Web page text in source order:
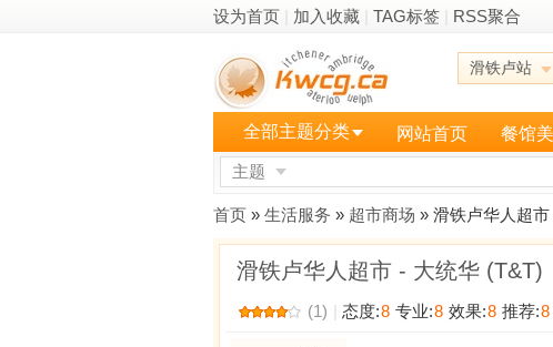
设为首页 加入收藏 TAG标签 RSS聚合
滑铁卢站
全部主题分类 网站首页 餐馆
主题
首页 » 生活服务 » 超市商场 » 滑铁卢华人超
滑铁卢华人超市 - 大统华 (T&T)
(1) 态度:8 专业:8 效果:8 推荐:8